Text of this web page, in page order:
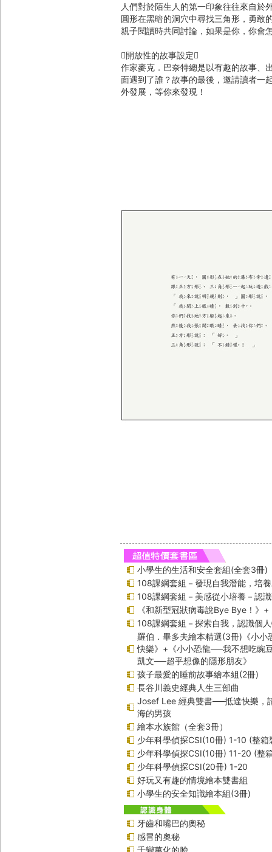
人們對於陌生人的第一印象往往來自於
圓形在黑暗的洞穴中尋找三角形，勇敢
親子閱讀時共同討論，如果是你，你會
開放性的故事設定
作家麥克．巴奈特總是以有趣的故事、
面遇到了誰？故事的最後，邀請讀者一
外發展，等你來發現！
小學生的生活和安全套組(全套3冊)
108課綱套組－發現自我潛能，培
108課綱套組－美感從小培養－認
《和新型冠狀病毒說Bye Bye！》
108課綱套組－探索自我，認識個
羅伯．畢多夫繪本精選(3冊)《小
快樂》+《小小恐龍──我不想吃豌
凱文──超乎想像的隱形朋友》
孩子最愛的睡前故事繪本組(2冊)
長谷川義史經典人生三部曲
Josef Lee 經典雙書──抵達快樂，
海的男孩
繪本水族館（全套3冊）
少年科學偵探CSI(10冊) 1-10 (整箱
少年科學偵探CSI(10冊) 11-20 (整
少年科學偵探CSI(20冊) 1-20
好玩又有趣的情境繪本雙書組
小學生的安全知識繪本組(3冊)
牙齒和嘴巴的奧秘
感冒的奧秘
千變萬化的臉